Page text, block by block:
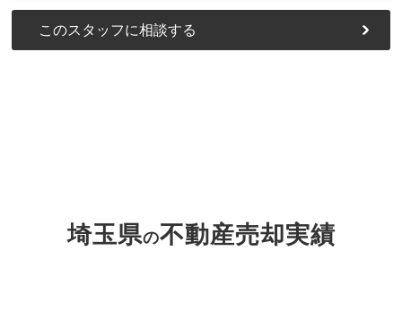
このスタッフに相談する
埼玉県の不動産売却実績